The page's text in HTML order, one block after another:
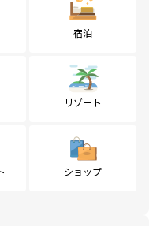
宿泊
リゾート
ショップ